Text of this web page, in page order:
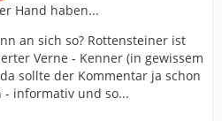
Hand haben...
an sich so? Rottensteiner ist
Verne - Kenner (in gewissem
sollte der Kommentar ja schon
informativ und so...